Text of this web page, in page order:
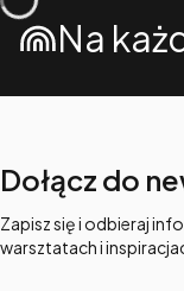
Na
Dołącz do
Zapisz się i odbieraj
warsztatach i